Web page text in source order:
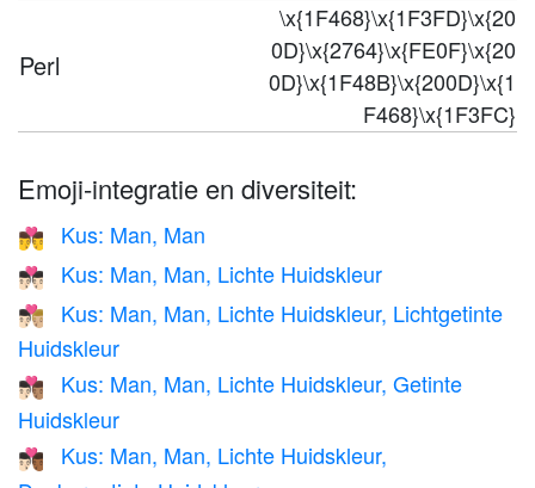
Perl
\x{1F468}\x{1F3FD}\x{20
0D}\x{2764}\x{FE0F}\x{20
0D}\x{1F48B}\x{200D}\x{1
F468}\x{1F3FC}
Emoji-integratie en diversiteit:
👨‍❤️‍💋‍👨 Kus: Man, Man
👨🏻‍❤️‍💋‍👨🏻 Kus: Man, Man, Lichte Huidskleur
👨🏻‍❤️‍💋‍👨🏼
Kus: Man, Man, Lichte Huidskleur, Lichtgetinte
Huidskleur
👨🏻‍❤️‍💋‍👨🏽
Kus: Man, Man, Lichte Huidskleur, Getinte
Huidskleur
👨🏻‍❤️‍💋‍👨🏾
Kus: Man, Man, Lichte Huidskleur,